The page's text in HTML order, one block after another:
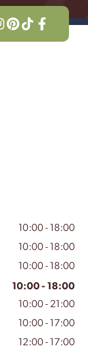
10:00 - 18:00
10:00 - 18:00
10:00 - 18:00
10:00 - 18:00
10:00 - 21:00
10:00 - 17:00
12:00 - 17:00